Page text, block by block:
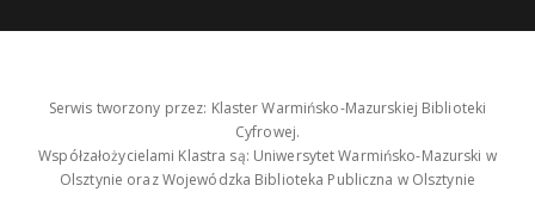
Serwis tworzony przez: Klaster Warmińsko-Mazurskiej Biblioteki
Cyfrowej.
Współzałożycielami Klastra są: Uniwersytet Warmińsko-Mazurski w
Olsztynie oraz Wojewódzka Biblioteka Publiczna w Olsztynie